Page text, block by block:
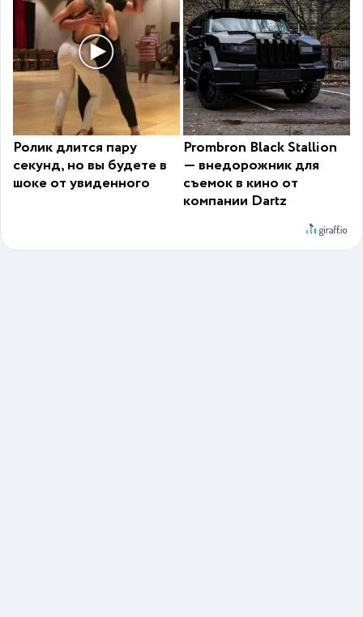
Ролик длится пару
секунд, но вы будете в
шоке от увиденного
Prombron Black Stallion
— внедорожник для
съемок в кино от
компании Dartz